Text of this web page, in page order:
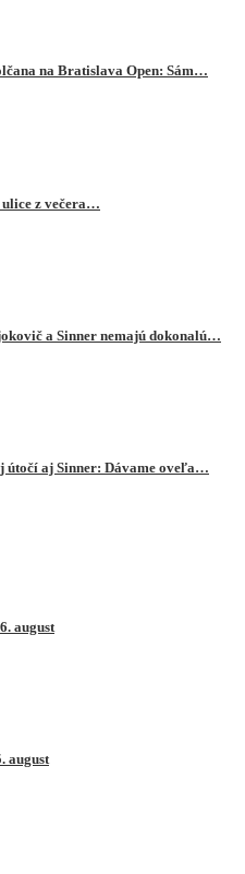
na Bratislava Open: Sám…
ulice z večera…
a Sinner nemajú dokonalú…
útočí aj Sinner: Dávame oveľa…
august
august